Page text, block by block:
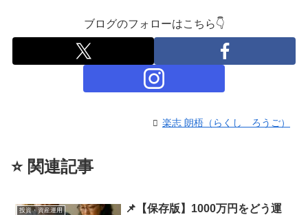
ブログのフォローはこちら👇
楽志 朗梧（らくし ろうご）
⭐️ 関連記事
投資・資産運用
📌【保存版】1000万円をどう運